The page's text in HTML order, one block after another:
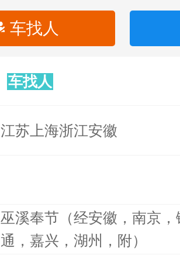
车找人
车找人
江苏上海浙江安徽
巫溪奉节（经安徽，南京
通，嘉兴，湖州，附）